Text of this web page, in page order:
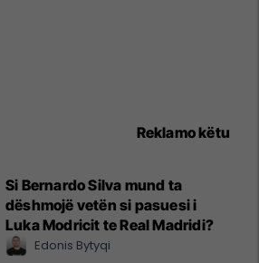
Reklamo këtu
Si Bernardo Silva mund ta
dëshmojë vetën si pasuesi i
Luka Modricit te Real Madridi?
Edonis Bytyqi